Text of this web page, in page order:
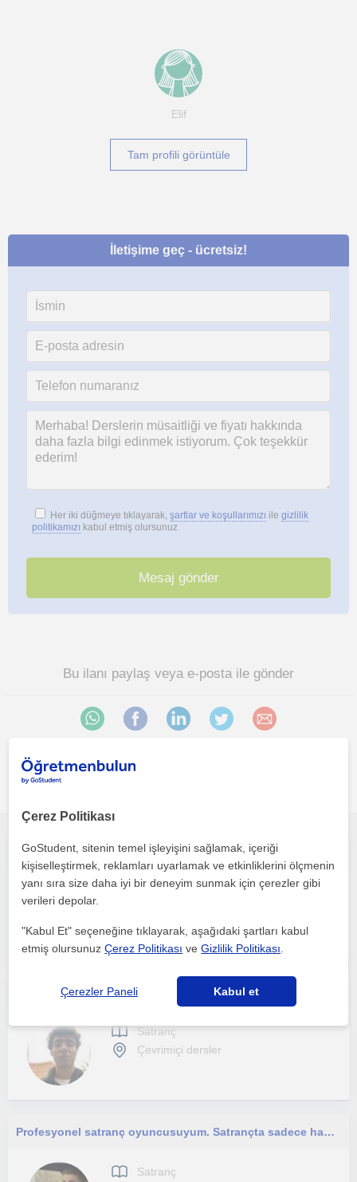
Elif
Tam profili görüntüle
İletişime geç - ücretsiz!
Her iki düğmeye tıklayarak, şartlar ve koşullarımızı ile gizlilik
politikamızı kabul etmiş olursunuz
Bu ilanı paylaş veya e-posta ile gönder
Milli Takım Havuzu Sporcusundan Online Satranç Dersleri
Satranç
Satranç
Çevrimiçi dersler
Profesyonel satranç oyuncusuyum. Satrançta sadece hamle öğretmekle kalmayıp, doğru düşünme, strateji kurma ve analiz yeteneği kaza
Satranç
Çerez Politikası
GoStudent, sitenin temel işleyişini sağlamak, içeriği
kişiselleştirmek, reklamları uyarlamak ve etkinliklerini ölçmenin
yanı sıra size daha iyi bir deneyim sunmak için çerezler gibi
verileri depolar.
"Kabul Et" seçeneğine tıklayarak, aşağıdaki şartları kabul
etmiş olursunuzÇerez Politikası veGizlilik Politikası
Çerezler Paneli Kabul et